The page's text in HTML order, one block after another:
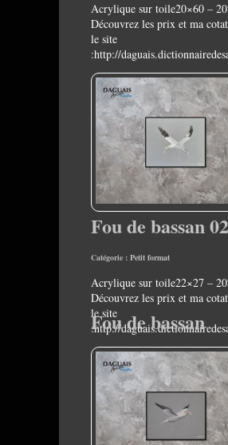
Acrylique sur toile20×60 –
Découvrez les prix et ma
le site
:http://
Fou de bassan 02
Catégorie : Petit format
Acrylique sur toile22×27 –
Découvrez les prix et ma
le site
:http://
Fou de bassan